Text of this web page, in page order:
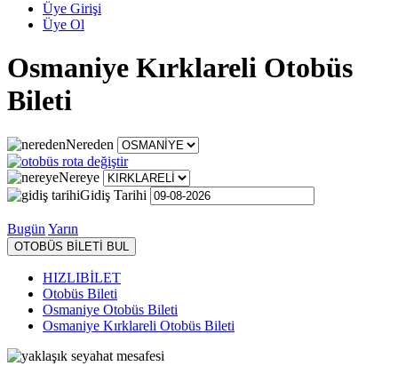
Üye Girişi
Üye Ol
Osmaniye Kırklareli Otobüs
Bileti
Nereden
Nereye
Gidiş Tarihi
Bugün Yarın
OTOBÜS BİLETİ BUL
HIZLIBİLET
Otobüs Bileti
Osmaniye Otobüs Bileti
Osmaniye Kırklareli Otobüs Bileti